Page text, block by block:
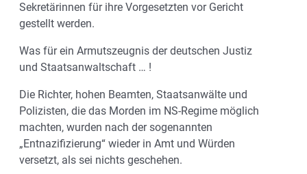
Sekretärinnen für ihre Vorgesetzten vor Gericht
gestellt werden.
Was für ein Armutszeugnis der deutschen Justiz
und Staatsanwaltschaft … !
Die Richter, hohen Beamten, Staatsanwälte und
Polizisten, die das Morden im NS-Regime möglich
machten, wurden nach der sogenannten
„Entnazifizierung“ wieder in Amt und Würden
versetzt, als sei nichts geschehen.